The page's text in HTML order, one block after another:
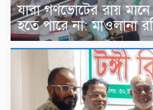
যারা গণভোটের রায়
হতে পারে না: মাওলানা